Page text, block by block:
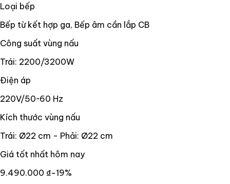
Loại bếp
Bếp từ kết hợp ga, Bếp âm cần lắp CB
Công suất vùng nấu
Trái: 2200/3200W
Điện áp
220V/50~60 Hz
Kích thước vùng nấu
Trái: Ø22 cm - Phải: Ø22 cm
Giá tốt nhất hôm nay
9.490.000 ₫−19%